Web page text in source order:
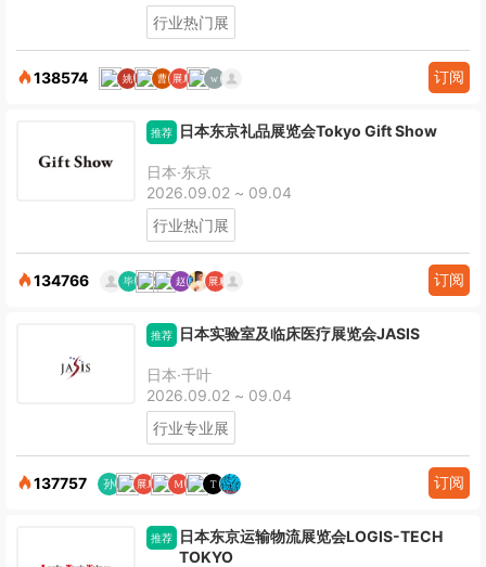
行业热门展
138574 订阅
推荐 日本东京礼品展览会Tokyo Gift Show
日本·东京
2026.09.02 ~ 09.04
行业热门展
134766 订阅
推荐 日本实验室及临床医疗展览会JASIS
日本·千叶
2026.09.02 ~ 09.04
行业专业展
137757 订阅
推荐
日本东京运输物流展览会LOGIS-TECH
TOKYO